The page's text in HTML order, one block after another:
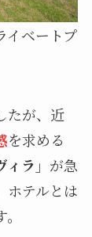
イベートプ
たが、近
を求める
ラ」 が急
ホテルとは